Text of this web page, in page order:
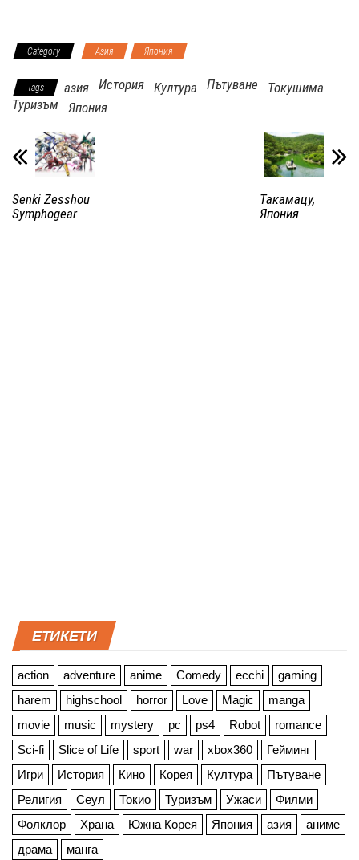
Category Азия Япония
Tags азия История Култура Пътуване
Токушима
Туризъм
Япония
Senki Zesshou
Symphogear
Такамацу,
Япония
ЕТИКЕТИ
action adventure anime Comedy ecchi
gaming
harem
highschool horror Love Magic
manga
movie
music mystery pc ps4 Robot
romance
Sci-fi
Slice of Life sport war xbox360
Гейминг
Игри
История Кино Корея Култура
Пътуване
Религия
Сеул Токио Туризъм Ужаси
Филми
Фолклор
Храна Южна Корея Япония азия
аниме
драма
манга